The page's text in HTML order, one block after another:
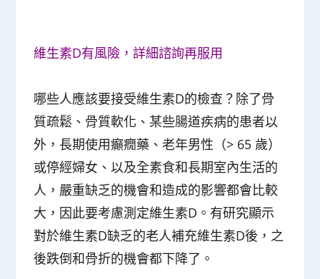
維生素D有風險，詳細諮詢再服用
哪些人應該要接受維生素D的檢查？除了骨
質疏鬆、骨質軟化、某些腸道疾病的患者以
外，長期使用癲癇藥、老年男性（> 65 歲）
或停經婦女、以及全素食和長期室內生活的
人，嚴重缺乏的機會和造成的影響都會比較
大，因此要考慮測定維生素D。有研究顯示
對於維生素D缺乏的老人補充維生素D後，之
後跌倒和骨折的機會都下降了。